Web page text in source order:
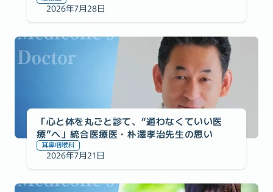
2026年7月28日
医師監修への想い
「心と体を丸ごと診て、“通わなくていい医
療”へ」統合医療医・朴澤孝治先生の思い
耳鼻咽喉科
2026年7月21日
医師監修への想い